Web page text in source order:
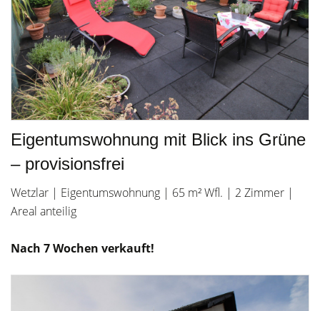
Eigentumswohnung mit Blick ins Grüne
– provisionsfrei
Wetzlar | Eigentumswohnung | 65 m² Wfl. | 2 Zimmer |
Areal anteilig
Nach 7 Wochen verkauft!